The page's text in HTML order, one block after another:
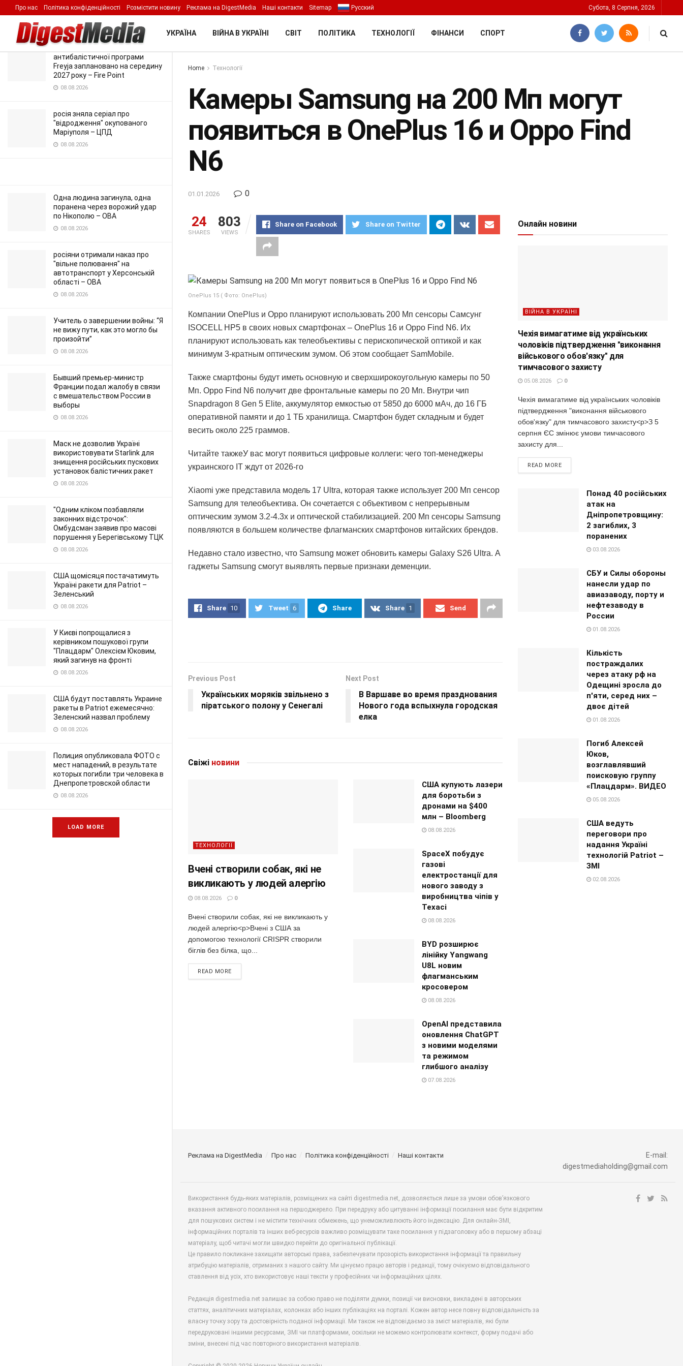
LATEST TRENDING Filter
Find N6
01.01.2026
антибалістичної програми
Freyja заплановано на середину
2027 року – Fire Point
08.08.2026
росія зняла серіал про
"відродження" окупованого
Маріуполя – ЦПД
08.08.2026
Одна людина загинула, одна
поранена через ворожий удар
по Нікополю – ОВА
08.08.2026
росіяни отримали наказ про
"вільне полювання" на
автотранспорт у Херсонській
області – ОВА
08.08.2026
Учитель о завершении войны: “Я
не вижу пути, как это могло бы
произойти”
08.08.2026
Бывший премьер-министр
Франции подал жалобу в связи
с вмешательством России в
выборы
08.08.2026
Маск не дозволив Україні
використовувати Starlink для
знищення російських пускових
установок балістичних ракет
08.08.2026
"Одним кліком позбавляли
законних відстрочок":
Омбудсман заявив про масові
порушення у Берегівському ТЦК
08.08.2026
США щомісяця постачатимуть
Україні ракети для Patriot –
Зеленський
08.08.2026
У Києві попрощалися з
керівником пошукової групи
"Плацдарм" Олексієм Юковим,
який загинув на фронті
08.08.2026
США будут поставлять Украине
ракеты в Patriot ежемесячно:
Зеленский назвал проблему
08.08.2026
Полиция опубликовала ФОТО с
мест нападений, в результате
которых погибли три человека в
Днепропетровской области
08.08.2026
LOAD MORE
Про нас Політика конфіденційності Розмістити новину Реклама на DigestMedia Наші контакти Sitemap Русский Субота, 8 Серпня, 2026
УКРАЇНА ВІЙНА В УКРАЇНІ СВІТ ПОЛІТИКА ТЕХНОЛОГІЇ ФІНАНСИ СПОРТ
Home Технології
Камеры Samsung на 200 Мп могут
появиться в OnePlus 16 и Oppo Find
N6
01.01.2026 0
24
SHARES
803
VIEWS
Share on Facebook Share on Twitter
OnePlus 15 ( Фото: OnePlus)
Компании OnePlus и Oppo планируют использовать 200 Мп сенсоры Самсунг
ISOCELL HP5 в своих новых смартфонах – OnePlus 16 и Oppo Find N6. Их
планируют использовать как телеобъективы с перископической оптикой и как
минимум 3-кратным оптическим зумом. Об этом сообщает SamMobile.
Также смартфоны будут иметь основную и сверхширокоугольную камеры по 50
Мп. Oppo Find N6 получит две фронтальные камеры по 20 Мп. Внутри чип
Snapdragon 8 Gen 5 Elite, аккумулятор емкостью от 5850 до 6000 мАч, до 16 ГБ
оперативной памяти и до 1 ТБ хранилища. Смартфон будет складным и будет
весить около 225 граммов.
Читайте такжеУ вас могут появиться цифровые коллеги: чего топ-менеджеры
украинского ІТ ждут от 2026-го
Xiaomi уже представила модель 17 Ultra, которая также использует 200 Мп сенсор
Samsung для телеобъектива. Он сочетается с объективом с непрерывным
оптическим зумом 3.2-4.3x и оптической стабилизацией. 200 Мп сенсоры Samsung
появляются в большем количестве флагманских смартфонов китайских брендов.
Недавно стало известно, что Samsung может обновить камеры Galaxy S26 Ultra. А
гаджеты Samsung смогут выявлять первые признаки деменции.
Share 10 Tweet 6 Share Share 1 Send
Previous Post
Українських моряків звільнено з
піратського полону у Сенегалі
Next Post
В Варшаве во время празднования
Нового года вспыхнула городская
елка
Свіжі новини
ТЕХНОЛОГІЇ
Вчені створили собак, які не
викликають у людей алергію
08.08.2026 0
Вчені створили собак, які не викликають у
людей алергію<p>Вчені з США за
допомогою технології CRISPR створили
біглів без білка, що...
READ MORE
США купують лазери
для боротьби з
дронами на $400
млн – Bloomberg
08.08.2026
SpaceX побудує
газові
електростанції для
нового заводу з
виробництва чіпів у
Техасі
08.08.2026
BYD розширює
лінійку Yangwang
U8L новим
флагманським
кросовером
08.08.2026
OpenAI представила
оновлення ChatGPT
з новими моделями
та режимом
глибшого аналізу
07.08.2026
Онлайн новини
ВІЙНА В УКРАЇНІ
Чехія вимагатиме від українських
чоловіків підтвердження "виконання
військового обов'язку" для
тимчасового захисту
05.08.2026 0
Чехія вимагатиме від українських чоловіків
підтвердження "виконання військового
обов'язку" для тимчасового захисту<p>З 5
серпня ЄС змінює умови тимчасового
захисту для...
READ MORE
Понад 40 російських
атак на
Дніпропетровщину:
2 загиблих, 3
поранених
03.08.2026
СБУ и Силы обороны
нанесли удар по
авиазаводу, порту и
нефтезаводу в
России
01.08.2026
Кількість
постраждалих
через атаку рф на
Одещині зросла до
п'яти, серед них –
двоє дітей
01.08.2026
Погиб Алексей
Юков,
возглавлявший
поисковую группу
«Плацдарм». ВИДЕО
05.08.2026
США ведуть
переговори про
надання Україні
технологій Patriot –
ЗМІ
02.08.2026
Реклама на DigestMedia Про нас Політика конфіденційності Наші контакти
E-mail:
digestmediaholding@gmail.com
Використання будь-яких матеріалів, розміщених на сайті digestmedia.net, дозволяється лише за умови обов’язкового
вказання активного посилання на першоджерело. При передруку або цитуванні інформації посилання має бути відкритим
для пошукових систем і не містити технічних обмежень, що унеможливлюють його індексацію. Для онлайн-ЗМІ,
інформаційних порталів та інших веб-ресурсів важливо розміщувати таке посилання у підзаголовку або в першому абзаці
матеріалу, щоб читачі могли швидко перейти до оригінальної публікації.
Це правило покликане захищати авторські права, забезпечувати прозорість використання інформації та правильну
атрибуцію матеріалів, отриманих з нашого сайту. Ми цінуємо працю авторів і редакції, тому очікуємо відповідального
ставлення від усіх, хто використовує наші тексти у професійних чи інформаційних цілях.
Редакція digestmedia.net залишає за собою право не поділяти думки, позиції чи висновки, викладені в авторських
статтях, аналітичних матеріалах, колонках або інших публікаціях на порталі. Кожен автор несе повну відповідальність за
власну точку зору та достовірність поданої інформації. Ми також не відповідаємо за зміст матеріалів, які були
передруковані іншими ресурсами, ЗМІ чи платформами, оскільки не можемо контролювати контекст, форму подачі або
зміни, внесені під час повторного використання матеріалів.